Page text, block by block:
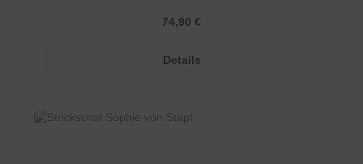
Regulärer Preis:
74,90 €
Details